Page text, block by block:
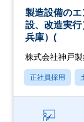
製造設備の
設、改造実
兵庫）(
株式会社神戸
正社員採用